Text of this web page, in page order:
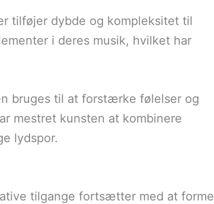
tilføjer dybde og kompleksitet til
i deres musik, hvilket har
bruges til at forstærke følelser og
mestret kunsten at kombinere
lydspor.
tilgange fortsætter med at forme